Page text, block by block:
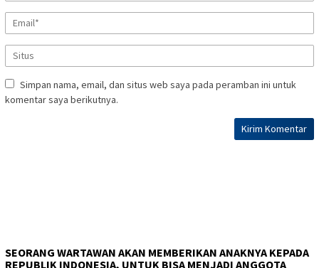
Simpan nama, email, dan situs web saya pada peramban ini untuk
komentar saya berikutnya.
SEORANG WARTAWAN AKAN MEMBERIKAN ANAKNYA KEPADA
REPUBLIK INDONESIA, UNTUK BISA MENJADI ANGGOTA